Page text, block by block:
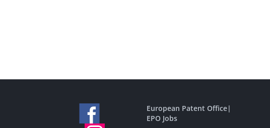
European Patent Office|
EPO Jobs